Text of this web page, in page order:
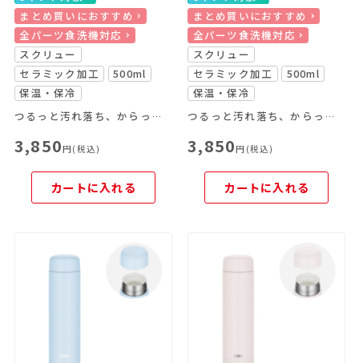
まとめ買いにおすすめ
全パーツ食洗機対応
スクリュー
セラミック加工
500ml
保温・保冷
つるっと汚れ落ち、からっと乾く！セラミック加工のスクリューマグ
3,850円(税込)
カートに入れる
まとめ買いにおすすめ
全パーツ食洗機対応
スクリュー
セラミック加工
500ml
保温・保冷
つるっと汚れ落ち、からっと乾く！セラミック加工のスクリューマグ
3,850円(税込)
カートに入れる